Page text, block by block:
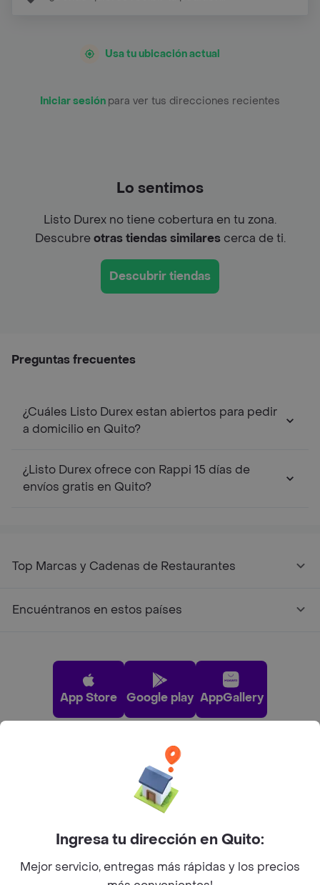
Usa tu ubicación actual
Iniciar sesión para ver tus direcciones recientes
Lo sentimos
Listo Durex no tiene cobertura en tu zona.
Descubreotras tiendas similarescerca de ti.
Descubrir tiendas
Preguntas frecuentes
¿Cuáles Listo Durex estan abiertos para pedir
a domicilio en Quito?
¿Listo Durex ofrece con Rappi 15 días de
envíos gratis en Quito?
Top Marcas y Cadenas de Restaurantes
Encuéntranos en estos países
App Store Google play AppGallery
Pide tu comida favorita cerca de ti
Ingresa tu dirección en Quito:
Mejor servicio, entregas más rápidas y los precios